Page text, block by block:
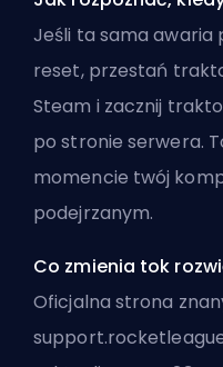
Jeśli ta sama
reset, przestań
Steam i zacznij
po stronie serwera.
momencie twój
podejrzanym.
Co zmienia tok
Oficjalna strona